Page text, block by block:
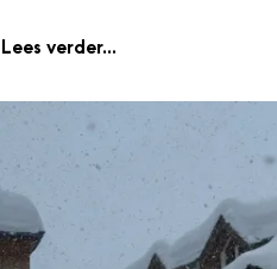
Lees verder...